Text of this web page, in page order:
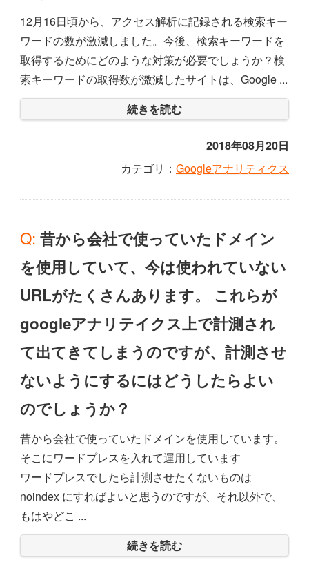
12月16日頃から、アクセス解析に記録される検索キー
ワードの数が激減しました。今後、検索キーワードを
取得するためにどのような対策が必要でしょうか？検
索キーワードの取得数が激減したサイトは、Google ...
続きを読む
2018年08月20日
カテゴリ： Googleアナリティクス
Q: 昔から会社で使っていたドメイン
を使用していて、今は使われていない
URLがたくさんあります。 これらが
googleアナリテイクス上で計測され
て出てきてしまうのですが、計測させ
ないようにするにはどうしたらよい
のでしょうか？
昔から会社で使っていたドメインを使用しています。
そこにワードプレスを入れて運用しています
ワードプレスでしたら計測させたくないものは
noindex にすればよいと思うのですが、それ以外で、
もはやどこ ...
続きを読む